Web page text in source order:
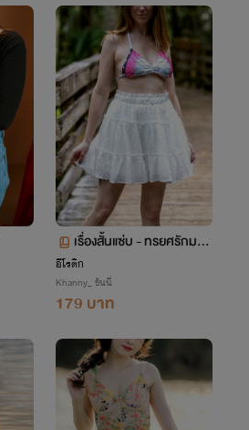
เรื่องสั้นแซ่บ - ทรยศรักมาเ
ฟีย
อีโรติก
Khanny_ ขันนี่
179 บาท